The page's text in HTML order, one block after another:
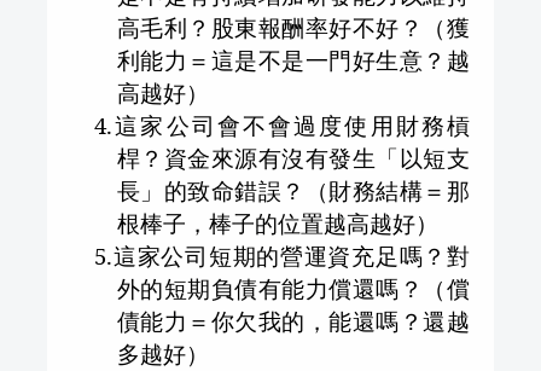
高毛利？股東報酬率好不好？（獲
利能力＝這是不是一門好生意？越
高越好）
4.這家公司會不會過度使用財務槓
桿？資金來源有沒有發生「以短支
長」的致命錯誤？（財務結構＝那
根棒子，棒子的位置越高越好）
5.這家公司短期的營運資充足嗎？對
外的短期負債有能力償還嗎？（償
債能力＝你欠我的，能還嗎？還越
多越好）